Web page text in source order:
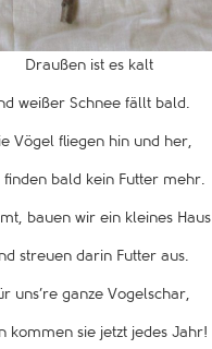
Draußen ist es kalt
weißer Schnee fällt bald.
Vögel fliegen hin und her,
finden bald kein Futter mehr.
bauen wir ein kleines Haus
streuen darin Futter aus.
uns’re ganze Vogelschar,
kommen sie jetzt jedes Jahr!